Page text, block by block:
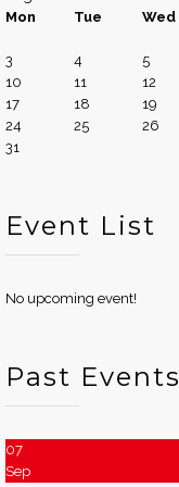
Mon
Tue Wed
3
4 5
10
11 12
17
18 19
24
25 26
31
Event List
No upcoming event!
Past Events
07
Sep